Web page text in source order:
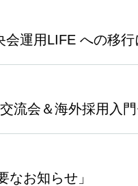
運用LIFE への移行
流会＆海外採用入
なお知らせ」